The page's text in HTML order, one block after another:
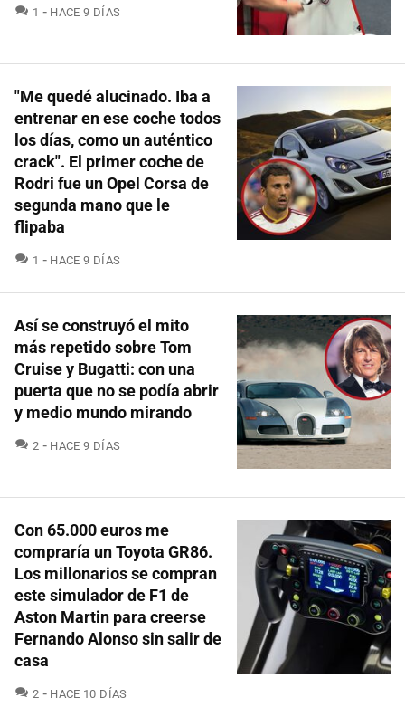
1 COMENTARIOS
HACE 9 DÍAS
"Me quedé alucinado. Iba a
entrenar en ese coche todos
los días, como un auténtico
crack". El primer coche de
Rodri fue un Opel Corsa de
segunda mano que le
flipaba
1 COMENTARIOS
HACE 9 DÍAS
Así se construyó el mito
más repetido sobre Tom
Cruise y Bugatti: con una
puerta que no se podía abrir
y medio mundo mirando
2 COMENTARIOS
HACE 9 DÍAS
Con 65.000 euros me
compraría un Toyota GR86.
Los millonarios se compran
este simulador de F1 de
Aston Martin para creerse
Fernando Alonso sin salir de
casa
2 COMENTARIOS
HACE 10 DÍAS